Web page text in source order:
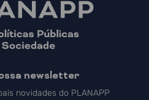
newsletter
novidades do PLANAPP